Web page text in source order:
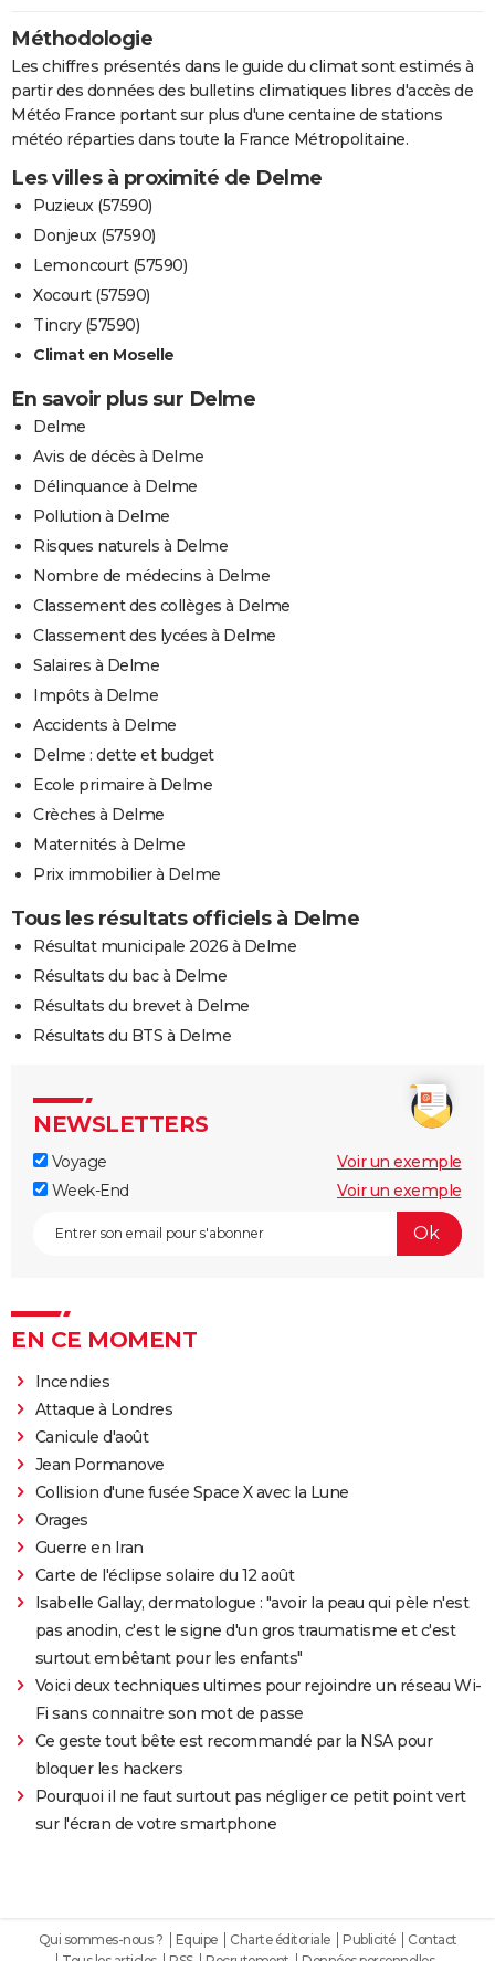
Méthodologie
Les chiffres présentés dans le guide du climat sont estimés à
partir des données des bulletins climatiques libres d'accès de
Météo France portant sur plus d'une centaine de stations
météo réparties dans toute la France Métropolitaine.
Les villes à proximité de Delme
Puzieux (57590)
Donjeux (57590)
Lemoncourt (57590)
Xocourt (57590)
Tincry (57590)
Climat en Moselle
En savoir plus sur Delme
Delme
Avis de décès à Delme
Délinquance à Delme
Pollution à Delme
Risques naturels à Delme
Nombre de médecins à Delme
Classement des collèges à Delme
Classement des lycées à Delme
Salaires à Delme
Impôts à Delme
Accidents à Delme
Delme : dette et budget
Ecole primaire à Delme
Crèches à Delme
Maternités à Delme
Prix immobilier à Delme
Tous les résultats officiels à Delme
Résultat municipale 2026 à Delme
Résultats du bac à Delme
Résultats du brevet à Delme
Résultats du BTS à Delme
NEWSLETTERS
Voyage
Voir un exemple
Week-End
Voir un exemple
EN CE MOMENT
Incendies
Attaque à Londres
Canicule d'août
Jean Pormanove
Collision d'une fusée Space X avec la Lune
Orages
Guerre en Iran
Carte de l'éclipse solaire du 12 août
Isabelle Gallay, dermatologue : "avoir la peau qui pèle n'est
pas anodin, c'est le signe d'un gros traumatisme et c'est
surtout embêtant pour les enfants"
Voici deux techniques ultimes pour rejoindre un réseau Wi-
Fi sans connaitre son mot de passe
Ce geste tout bête est recommandé par la NSA pour
bloquer les hackers
Pourquoi il ne faut surtout pas négliger ce petit point vert
sur l'écran de votre smartphone
Qui sommes-nous ? Equipe Charte éditoriale Publicité
Contact